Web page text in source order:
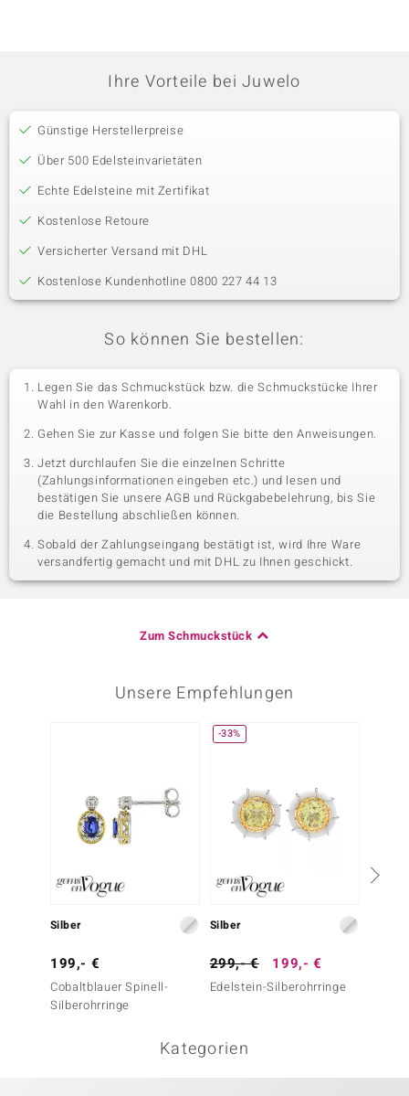
Ihre Vorteile bei Juwelo
Günstige Herstellerpreise
Über 500 Edelsteinvarietäten
Echte Edelsteine mit Zertifikat
Kostenlose Retoure
Versicherter Versand mit DHL
Kostenlose Kundenhotline 0800 227 44 13
So können Sie bestellen:
Legen Sie das Schmuckstück bzw. die Schmuckstücke Ihrer
Wahl in den Warenkorb.
Gehen Sie zur Kasse und folgen Sie bitte den Anweisungen.
Jetzt durchlaufen Sie die einzelnen Schritte
(Zahlungsinformationen eingeben etc.) und lesen und
bestätigen Sie unsere AGB und Rückgabebelehrung, bis Sie
die Bestellung abschließen können.
Sobald der Zahlungseingang bestätigt ist, wird Ihre Ware
versandfertig gemacht und mit DHL zu Ihnen geschickt.
Zum Schmuckstück
Unsere Empfehlungen
Silber
199,- €
Cobaltblauer Spinell-
Silberohrringe
-33%
Silber
299,- € 199,- €
Edelstein-Silberohrringe
Kategorien